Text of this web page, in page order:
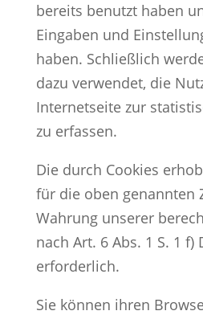
bereits benutzt haben
Eingaben und
haben. Schließlich
dazu verwendet, die
Internetseite zur
zu erfassen.
Die durch Cookies
für die oben genannten
Wahrung unserer
nach Art. 6 Abs. 1 S. 1 f)
erforderlich.
Sie können ihren